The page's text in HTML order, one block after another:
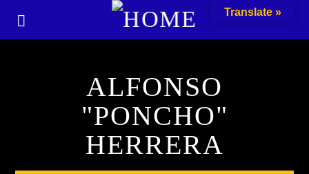
ALFONSO
"PONCHO"
HERRERA
Translate »